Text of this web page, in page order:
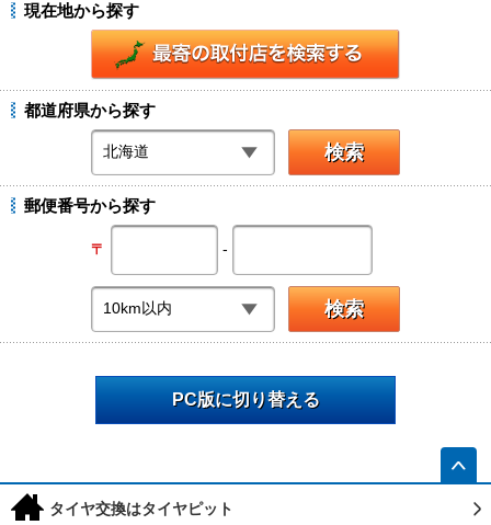
現在地から探す
都道府県から探す
郵便番号から探す
〒 -
PC版に切り替える
h タイヤ交換はタイヤピット